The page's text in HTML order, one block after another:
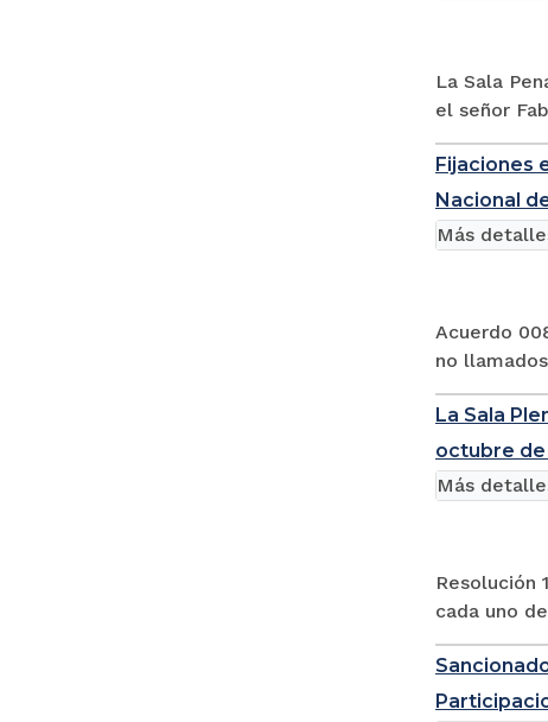
La Sala
el señor
Fijaciones
Nacional
Acuerdo
no
Más
La Sala
octubre de
Resolución
cada uno
Más